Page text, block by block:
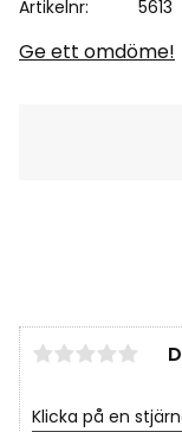
Artikelnr
5613
Ge ett omdöme!
Klicka på en